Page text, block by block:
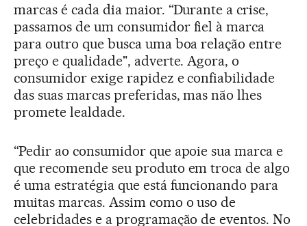
marcas é cada dia maior. “Durante a crise,
passamos de um consumidor fiel à marca
para outro que busca uma boa relação entre
preço e qualidade", adverte. Agora, o
consumidor exige rapidez e confiabilidade
das suas marcas preferidas, mas não lhes
promete lealdade.
“Pedir ao consumidor que apoie sua marca e
que recomende seu produto em troca de algo
é uma estratégia que está funcionando para
muitas marcas. Assim como o uso de
celebridades e a programação de eventos. No